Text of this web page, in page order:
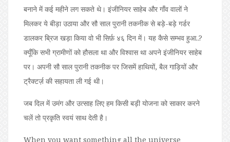
बनाने में कई महीने लग सकते थे। इंजीनियर साहेब और गाँव वालों ने
मिलकर ये बीड़ा उठाया और सौ साल पुरानी तकनीक से बड़े-बड़े गर्डर
डालकर ब्रिज खड़ा किया वो भी सिर्फ़ ४६ दिन में। यह कैसे सम्भव हुआ..?
क्यूँकि सभी ग्रामीणों को हौसला था और विश्वास था अपने इंजीनियर साहेब
पर। अपनी सौ साल पुरानी तकनीक पर जिसमें हाथियों, बैल गाड़ियों और
ट्रैक्टर्ज़ की सहायता ली गई थी।
जब दिल में उमंग और उत्साह लिए हम किसी बड़ी योजना को साकार करने
चलें तो प्रकृति स्वयं साथ देती है।
When you want something all the universe